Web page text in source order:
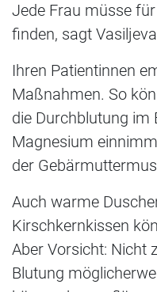
Jede Frau müsse
finden, sagt
Ihren Patientinnen
Maßnahmen. So
die Durchblutung im
Magnesium
der
Auch warme
Kirschkernkissen
Aber Vorsicht: Nicht
Blutung